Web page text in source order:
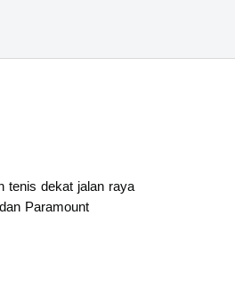
tenis dekat jalan raya
Paramount